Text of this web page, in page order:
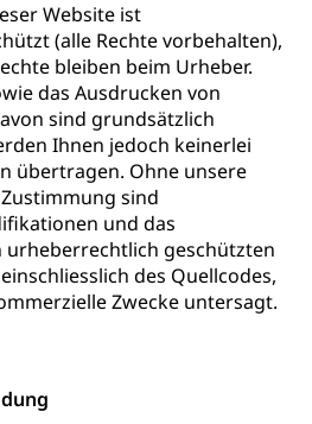
Website ist
(alle Rechte vorbehalten),
bleiben beim Urheber.
das Ausdrucken von
sind grundsätzlich
Ihnen jedoch keinerlei
übertragen. Ohne unsere
sind
und das
urheberrechtlich geschützten
des Quellcodes,
Zwecke untersagt.